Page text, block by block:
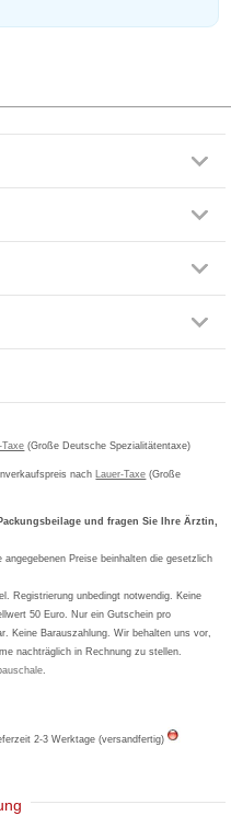
Taxe (Große Deutsche Spezialitätentaxe)
nach Lauer-Taxe (Große
und fragen Sie Ihre Ärztin,
Preise beinhalten die gesetzlich
Registrierung unbedingt notwendig. Keine
50 Euro. Nur ein Gutschein pro
Keine Barauszahlung. Wir behalten uns vor,
nachträglich in Rechnung zu stellen.
2-3 Werktage (versandfertig)